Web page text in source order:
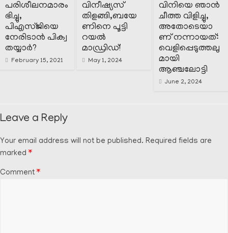
പരിശീലനമാരം
ഭിച്ചു,
പിഎസ്ജിയെ
നേരിടാൻ പിക്വ
തയ്യാർ?
February 15, 2021
വിനീഷ്യസ്
തിളങ്ങി,ബയേ
ണിനെ പൂട്ടി
റയൽ
മാഡ്രിഡ്!
May 1, 2024
വിനിയെ ഞാൻ
ചീത്ത വിളിച്ചു,
അതോടെയാ
ണ് നന്നായത്:
വെളിപ്പെടുത്തലു
മായി
ആഞ്ചലോട്ടി
June 2, 2024
Leave a Reply
Your email address will not be published. Required fields are
marked *
Comment *